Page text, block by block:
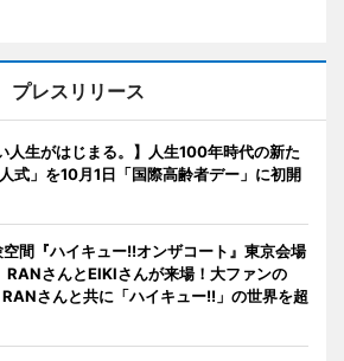
プレスリリース
人生がはじまる。】人生100年時代の新た
式」を10月1日「国際高齢者デー」に初開
間『ハイキュー!!オンザコート』東京会場
さんとEIKIさんが来場！大ファンの
さんと共に「ハイキュー!!」の世界を超